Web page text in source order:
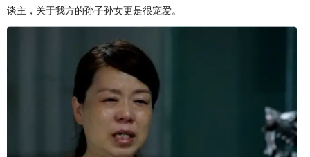
谈主，关于我方的孙子孙女更是很宠爱。